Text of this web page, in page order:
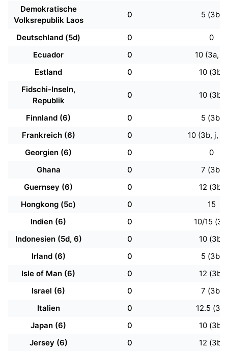
Demokratische
Volksrepublik Laos
0 5 (3b)
Deutschland (5d) 0
0
Ecuador
0
10 (3a, b)
Estland
0
10 (3b)
Fidschi-Inseln,
Republik
0 10 (3b)
Finnland (6) 0
5 (3b)
Frankreich (6)
0
10 (3b, j,
Georgien (6)
0
0
Ghana
0
7 (3b)
Guernsey (6)
0
12 (3b)
Hongkong (5c)
0
15
Indien (6)
0
10/15
Indonesien (5d, 6)
0
10 (3b)
Irland (6)
0
5 (3b)
Isle of Man (6)
0
12 (3b)
Israel (6)
0
7 (3b)
Italien
0
12.5 (3b)
Japan (6)
0
10 (3b)
Jersey (6)
0
12 (3b)